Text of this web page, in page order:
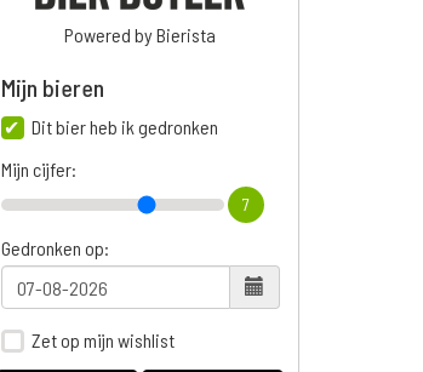
Powered by Bierista
Mijn bieren
Dit bier heb ik gedronken
Mijn cijfer:
7
Gedronken op:
Zet op mijn wishlist